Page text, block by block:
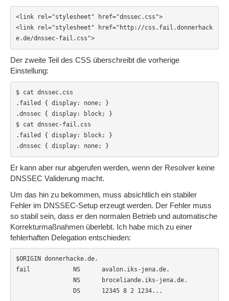
<link rel="stylesheet" href="dnssec.css">
<link rel="stylesheet" href="http://css.fail.donnerhack
e.de/dnssec-fail.css">
Der zweite Teil des CSS überschreibt die vorherige
Einstellung:
$ cat dnssec.css
.failed { display: none; }
.dnssec { display: block; }
$ cat dnssec-fail.css
.failed { display: block; }
.dnssec { display: none; }
Er kann aber nur abgerufen werden, wenn der Resolver keine
DNSSEC Validerung macht.
Um das hin zu bekommen, muss absichtlich ein stabiler
Fehler im DNSSEC-Setup erzeugt werden. Der Fehler muss
so stabil sein, dass er den normalen Betrieb und automatische
Korrekturmaßnahmen überlebt. Ich habe mich zu einer
fehlerhaften Delegation entschieden:
$ORIGIN donnerhacke.de.
fail            NS      avalon.iks-jena.de.
NS      broceliande.iks-jena.de.
DS      12345 8 2 1234...